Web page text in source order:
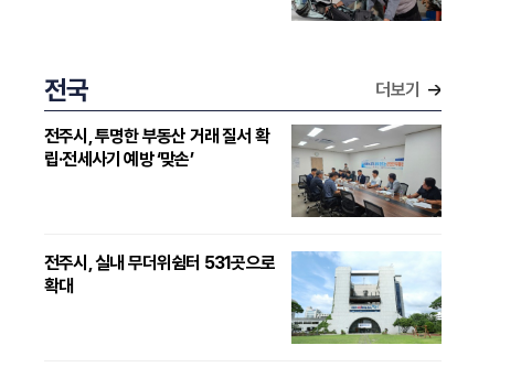
전국 더보기
전주시, 투명한 부동산 거래 질서 확
립·전세사기 예방 ‘맞손’
전주시, 실내 무더위쉼터 531곳으로
확대